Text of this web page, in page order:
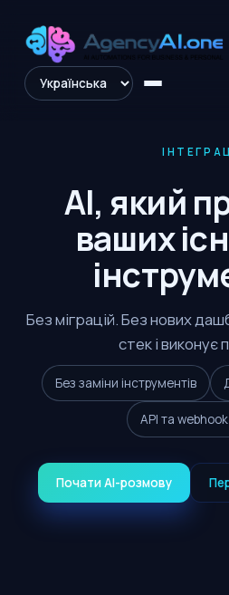
AI, який
ваших
Без міграцій. Без нових
стек і виконує
Без заміни інструментів
API та webhook
Почати AI-розмову